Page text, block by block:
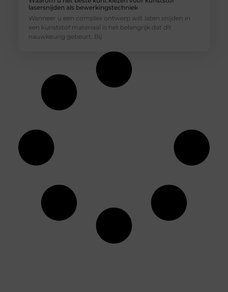
lasersnijden als bewerkingstechniek
Wanneer u een complex ontwerp wilt laten snijden in
een kunststof materiaal is het belangrijk dat dit
nauwkeurig gebeurt. Bij